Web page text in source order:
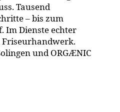
Tausend
– bis zum
Im Dienste echter
Friseurhandwerk.
und ORGÆNIC